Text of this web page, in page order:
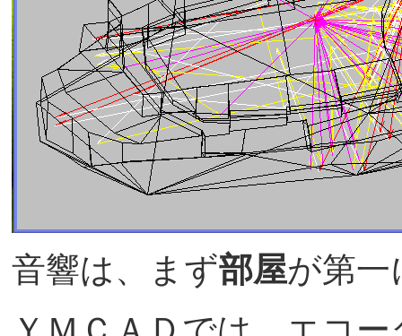
音響は、まず部屋が第一